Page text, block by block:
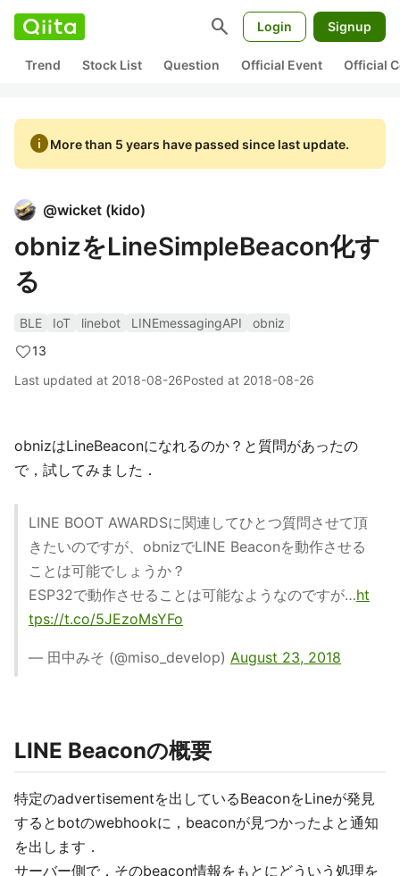
search Login Signup
Trend Stock List Question Official Event Official
infoMore than 5 years have passed since last update.
@wicket (kido)
obnizをLineSimpleBeacon化す
る
BLE IoT linebot LINEmessagingAPI
obniz
13
Last updated at 2018-08-26Posted at 2018-08-26
obnizはLineBeaconになれるのか？と質問があったの
で，試してみました．
LINE BOOT AWARDSに関連してひとつ質問させて頂
きたいのですが、obnizでLINE Beaconを動作させる
ことは可能でしょうか？
ESP32で動作させることは可能なようなのですが…ht
tps://t.co/5JEzoMsYFo
— 田中みそ (@miso_develop) August 23, 2018
LINE Beaconの概要
特定のadvertisementを出しているBeaconをLineが発見
するとbotのwebhookに，beaconが見つかったよと通知
を出します．
サーバー側で，そのbeacon情報をもとにどういう処理を